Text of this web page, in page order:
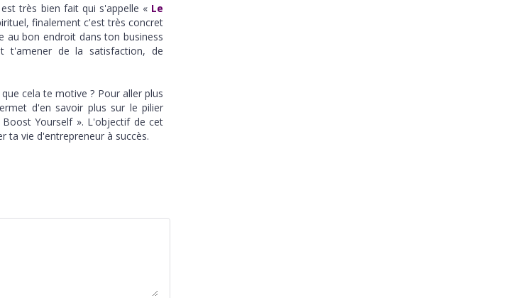
très bien fait qui s'appelle « Le
finalement c'est très concret
au bon endroit dans ton business
de la satisfaction, de
cela te motive ? Pour aller plus
d'en savoir plus sur le pilier
Yourself ». L'objectif de cet
ta vie d'entrepreneur à succès.